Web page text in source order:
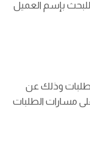
بإسم العميل
وذلك عن
مسارات الطلبات